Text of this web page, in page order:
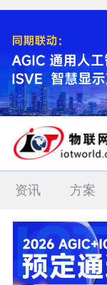
资讯 方案